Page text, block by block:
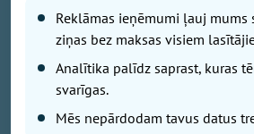
jaunākās programmas pirmizrāde
bet plkst. 18.00 Ikšķiles estrādi
leģendārais Ivo Fomins ar savu
koncertprogrammu "Bez liekiem
"Latvijas Valsts ceļi" šobrīd veic
remontdarbus uz autoceļa A6,
Reklāmas ieņēmumi ļauj mums
ziņas bez maksas visiem
Analītika palīdz saprast, kuras
svarīgas.
Mēs nepārdodam tavus datus